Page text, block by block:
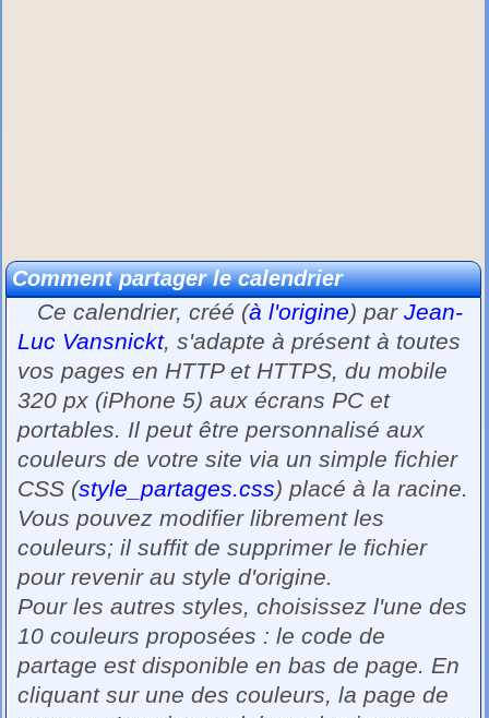
Comment partager le calendrier
Ce calendrier, créé (à l'origine) parJean-
Luc Vansnickt, s'adapte à présent à toutes
vos pages en HTTP et HTTPS, du mobile
320 px (iPhone 5) aux écrans PC et
portables. Il peut être personnalisé aux
couleurs de votre site via un simple fichier
CSS (style_partages.css) placé à la racine.
Vous pouvez modifier librement les
couleurs; il suffit de supprimer le fichier
pour revenir au style d'origine.
Pour les autres styles, choisissez l'une des
10 couleurs proposées : le code de
partage est disponible en bas de page. En
cliquant sur une des couleurs, la page de